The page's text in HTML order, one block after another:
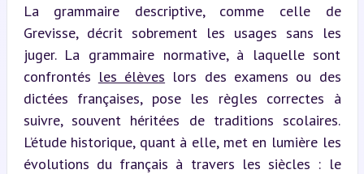
La grammaire descriptive, comme celle de
Grevisse, décrit sobrement les usages sans les
juger. La grammaire normative, à laquelle sont
confrontés les élèves lors des examens ou des
dictées françaises, pose les règles correctes à
suivre, souvent héritées de traditions scolaires.
L’étude historique, quant à elle, met en lumière les
évolutions du français à travers les siècles : le